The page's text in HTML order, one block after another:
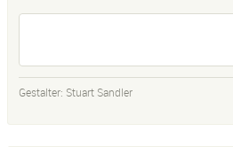
Gestalter: Stuart Sandler